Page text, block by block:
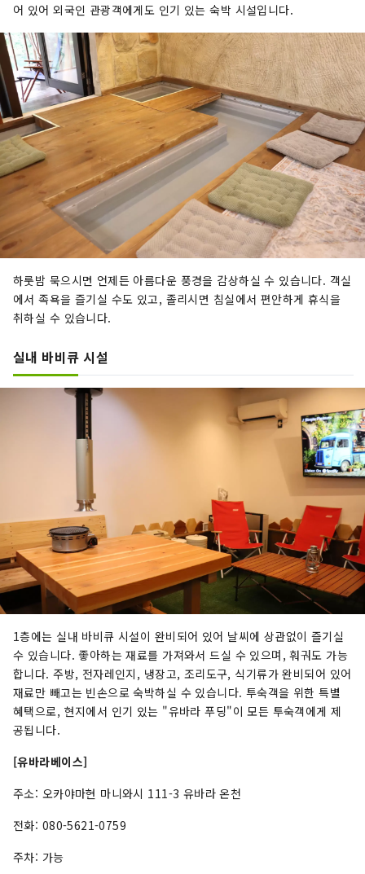
어 있어 외국인 관광객에게도 인기 있는 숙박 시설입니다.
하룻밤 묵으시면 언제든 아름다운 풍경을 감상하실 수 있습니다. 객실
에서 족욕을 즐기실 수도 있고, 졸리시면 침실에서 편안하게 휴식을
취하실 수 있습니다.
실내 바비큐 시설
1층에는 실내 바비큐 시설이 완비되어 있어 날씨에 상관없이 즐기실
수 있습니다. 좋아하는 재료를 가져와서 드실 수 있으며, 훠궈도 가능
합니다. 주방, 전자레인지, 냉장고, 조리도구, 식기류가 완비되어 있어
재료만 빼고는 빈손으로 숙박하실 수 있습니다. 투숙객을 위한 특별
혜택으로, 현지에서 인기 있는 "유바라 푸딩"이 모든 투숙객에게 제
공됩니다.
[유바라베이스]
주소: 오카야마현 마니와시 111-3 유바라 온천
전화: 080-5621-0759
주차: 가능